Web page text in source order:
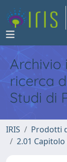
Archivio
ricerca
Studi di
IRIS Prodotti
2.01